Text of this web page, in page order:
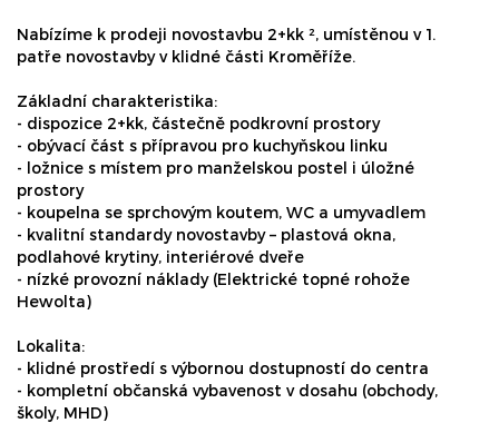
Nabízíme k prodeji novostavbu 2+kk ², umístěnou v 1.
patře novostavby v klidné části Kroměříže.
Základní charakteristika:
- dispozice 2+kk, částečně podkrovní prostory
- obývací část s přípravou pro kuchyňskou linku
- ložnice s místem pro manželskou postel i úložné
prostory
- koupelna se sprchovým koutem, WC a umyvadlem
- kvalitní standardy novostavby – plastová okna,
podlahové krytiny, interiérové dveře
- nízké provozní náklady (Elektrické topné rohože
Hewolta)
Lokalita:
- klidné prostředí s výbornou dostupností do centra
- kompletní občanská vybavenost v dosahu (obchody,
školy, MHD)